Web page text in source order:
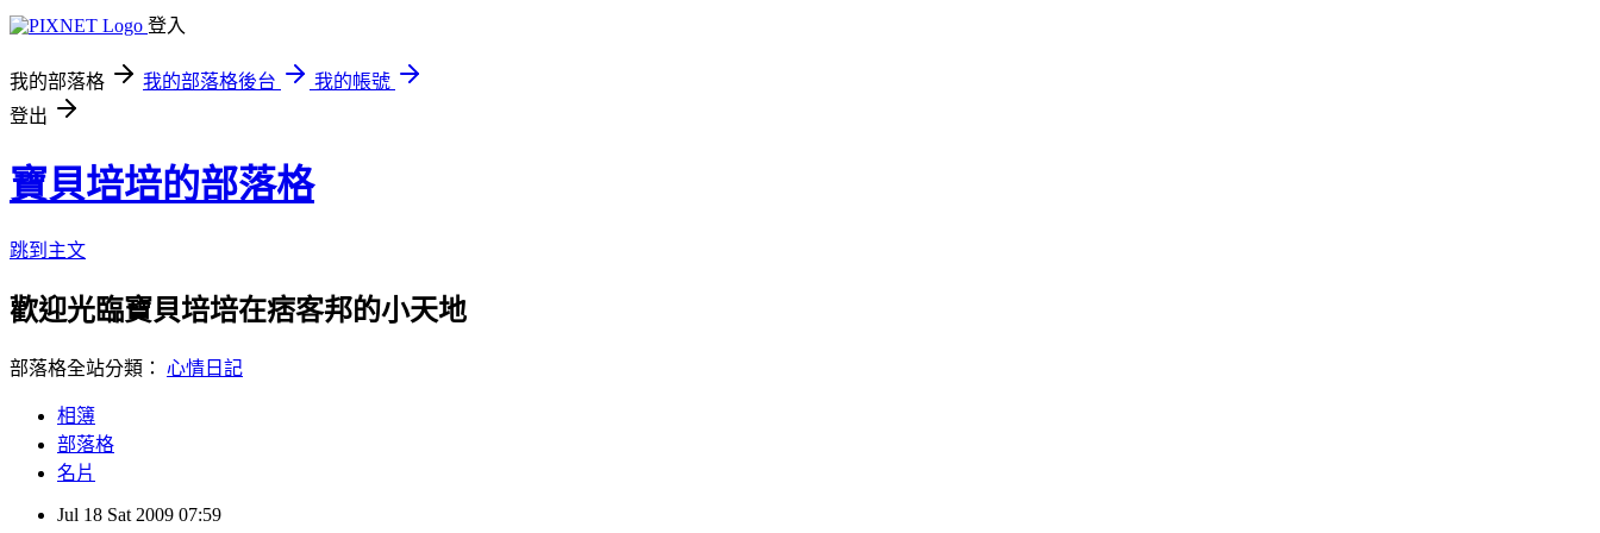
登入
我的部落格 我的部落格後台
我的帳號
登出
寶貝培培的部落格
跳到主文
歡迎光臨寶貝培培在痞客邦的小天地
部落格全站分類： 心情日記
相簿
部落格
名片
Jul 18 Sat 2009 07:59